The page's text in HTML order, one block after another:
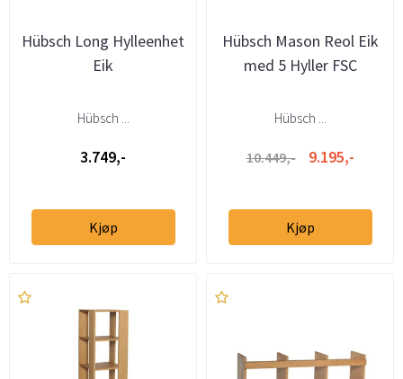
Hübsch Long Hylleenhet
Eik
Hübsch ...
3.749,-
Kjøp
Hübsch Mason Reol Eik
med 5 Hyller FSC
Hübsch ...
10.449,- 9.195,-
Kjøp